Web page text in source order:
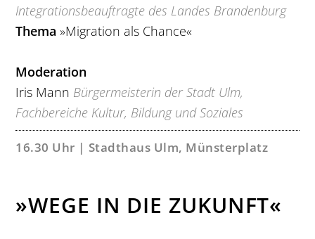
Integrationsbeauftragte des Landes Brandenburg
Thema »Migration als Chance«
Moderation
Iris Mann Bürgermeisterin der Stadt Ulm,
Fachbereiche Kultur, Bildung und Soziales
16.30 Uhr | Stadthaus Ulm, Münsterplatz
»WEGE IN DIE ZUKUNFT«